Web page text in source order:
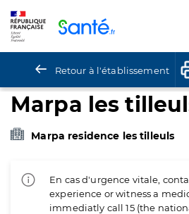
Retour à l'établissement
Marpa les
Marpa residence les tilleuls
En cas d'urgence vitale,
experience or witness a
immediatly call 15 (the